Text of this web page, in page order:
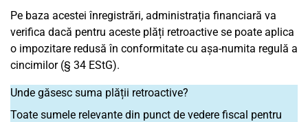
Pe baza acestei înregistrări, administrația financiară va
verifica dacă pentru aceste plăți retroactive se poate aplica
o impozitare redusă în conformitate cu așa-numita regulă a
cincimilor (§ 34 EStG).
Unde găsesc suma plății retroactive?
Toate sumele relevante din punct de vedere fiscal pentru